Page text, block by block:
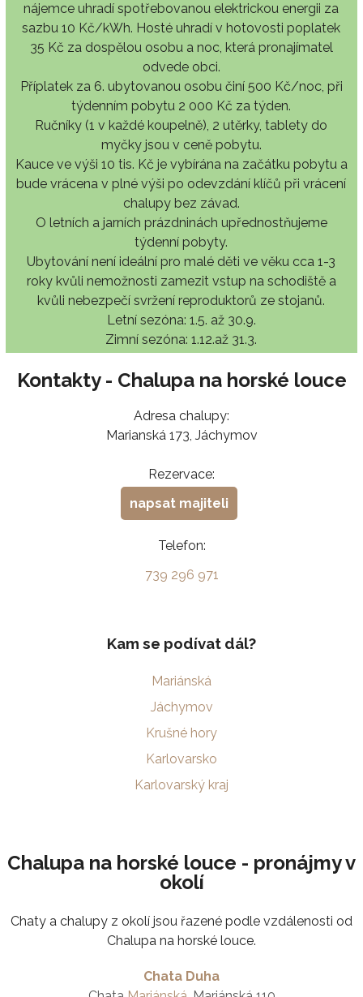
nájemce uhradí spotřebovanou elektrickou energii za
sazbu 10 Kč/kWh. Hosté uhradí v hotovosti poplatek
35 Kč za dospělou osobu a noc, která pronajímatel
odvede obci.
Příplatek za 6. ubytovanou osobu činí 500 Kč/noc, při
týdenním pobytu 2 000 Kč za týden.
Ručníky (1 v každé koupelně), 2 utěrky, tablety do
myčky jsou v ceně pobytu.
Kauce ve výši 10 tis. Kč je vybírána na začátku pobytu a
bude vrácena v plné výši po odevzdání klíčů při vrácení
chalupy bez závad.
O letních a jarních prázdninách upřednostňujeme
týdenní pobyty.
Ubytování není ideální pro malé děti ve věku cca 1-3
roky kvůli nemožnosti zamezit vstup na schodiště a
kvůli nebezpečí svržení reproduktorů ze stojanů.
Letní sezóna: 1.5. až 30.9.
Zimní sezóna: 1.12.až 31.3.
Kontakty - Chalupa na horské louce
Adresa chalupy:
Marianská 173, Jáchymov
Rezervace:
napsat majiteli
Telefon:
739 296 971
Kam se podívat dál?
Mariánská
Jáchymov
Krušné hory
Karlovarsko
Karlovarský kraj
Chalupa na horské louce - pronájmy v
okolí
Chaty a chalupy z okolí jsou řazené podle vzdálenosti od
Chalupa na horské louce.
Chata Duha